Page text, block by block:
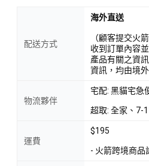
配送方式
海外直送
（顧客提交火
收到訂單內容
產品有關之資
資訊，均由境外
物流夥伴
宅配: 黑貓宅急
超取: 全家、7-
運費
$195
- 火箭跨境商品